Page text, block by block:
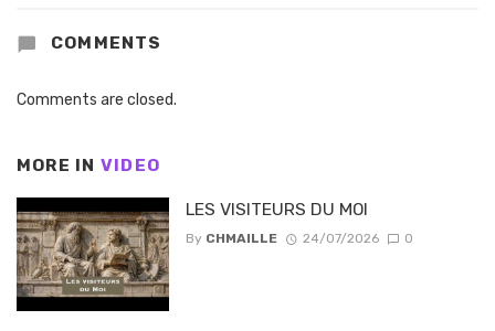
COMMENTS
Comments are closed.
MORE IN VIDEO
LES VISITEURS DU MOI
By CHMAILLE 24/07/2026 0